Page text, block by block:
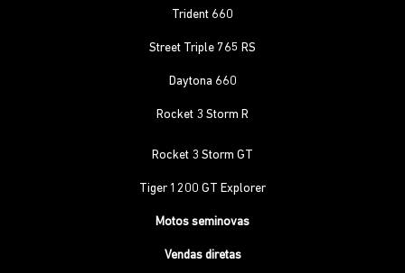
Trident 660
Street Triple 765 RS
Daytona 660
Rocket 3 Storm R
Rocket 3 Storm GT
Tiger 1200 GT Explorer
Motos seminovas
Vendas diretas